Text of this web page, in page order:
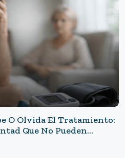
O Olvida El Tratamiento:
Que No Pueden
― La Realidad De Las
La "carga Del